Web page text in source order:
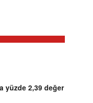
yüzde 2,39 değer